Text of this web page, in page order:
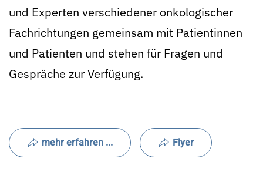
und Experten verschiedener onkologischer
Fachrichtungen gemeinsam mit Patientinnen
und Patienten und stehen für Fragen und
Gespräche zur Verfügung.
mehr erfahren ... Flyer